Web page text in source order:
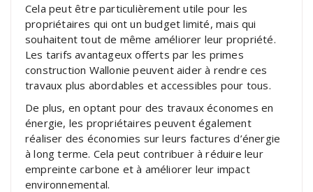
Cela peut être particulièrement utile pour les
propriétaires qui ont un budget limité, mais qui
souhaitent tout de même améliorer leur propriété.
Les tarifs avantageux offerts par les primes
construction Wallonie peuvent aider à rendre ces
travaux plus abordables et accessibles pour tous.
De plus, en optant pour des travaux économes en
énergie, les propriétaires peuvent également
réaliser des économies sur leurs factures d’énergie
à long terme. Cela peut contribuer à réduire leur
empreinte carbone et à améliorer leur impact
environnemental.